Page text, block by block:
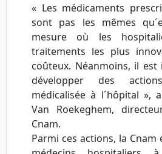
« Les médicaments
sont pas les mêmes
mesure où les
traitements les plus
coûteux. Néanmoins, il est
développer des
médicalisée à l´hôpital »,
Van Roekeghem,
Cnam.
Parmi ces actions, la